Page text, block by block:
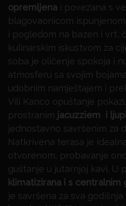
opremljena i povezana s
blagovaonicom
i pogledom na bazen i vrt,
kulinarskim iskustvom za
soba je oličenje spokoja i
atmosferu sa svojim
udobnim namještajem i
Vili Kanco opuštanje
prostranim jacuzziem i
jednostavno savršenim za
Natkrivena terasa je
otvorenom, probavanje
guštanje u jutarnjoj kavi. U
klimatizirana i s centralnim
je savršena za sva